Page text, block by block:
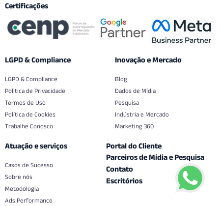
Certificações
LGPD & Compliance
LGPD & Compliance
Politica de Privacidade
Termos de Uso
Política de Cookies
Trabalhe Conosco
Inovação e Mercado
Blog
Dados de Mídia
Pesquisa
Indústria e Mercado
Marketing 360
Atuação e serviços
Casos de Sucesso
Sobre nós
Metodologia
Ads Performance
Portal do Cliente
Parceiros de Mídia e Pesquisa
Contato
Escritórios